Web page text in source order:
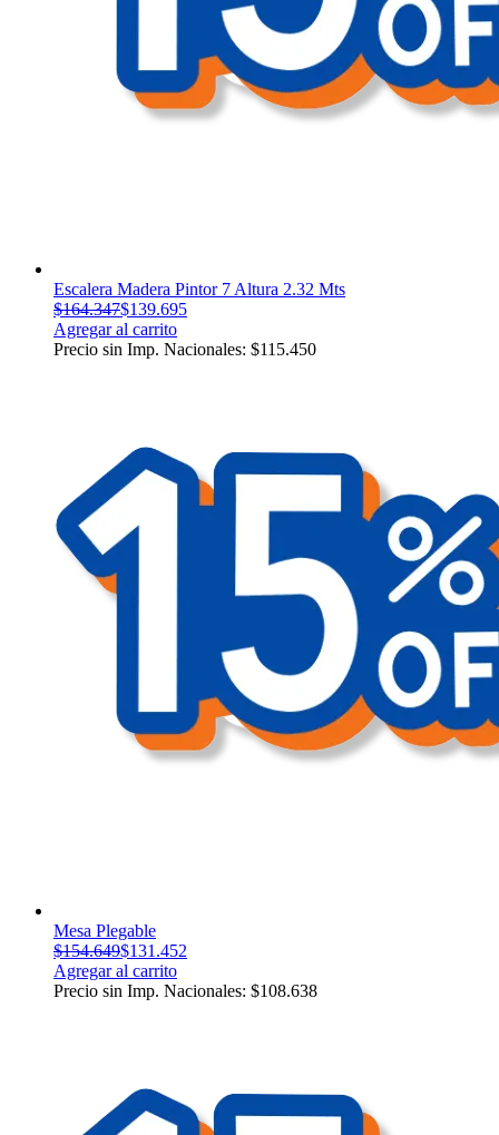
Escalera Madera Pintor 7 Altura 2.32 Mts
$164.347$139.695
Agregar al carrito
Precio sin Imp. Nacionales: $115.450
Mesa Plegable
$154.649$131.452
Agregar al carrito
Precio sin Imp. Nacionales: $108.638